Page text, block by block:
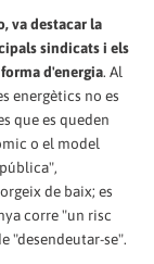
va destacar la
sindicats i els
d'energia. Al
energètics no es
que es queden
o el model
de baix; es
corre "un risc
"desendeutar-se".